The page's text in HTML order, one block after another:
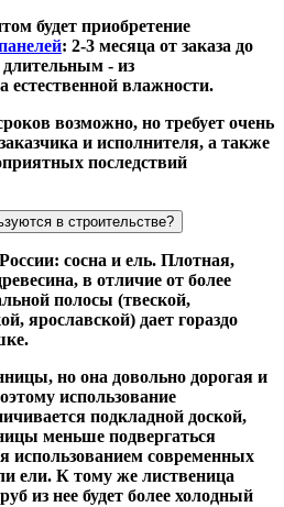
будет приобретение
: 2-3 месяца от заказа до
- из
естественной влажности.
возможно, но требует очень
и исполнителя, а также
последствий
в строительстве?
сосна и ель. Плотная,
в отличие от более
полосы (твеской,
ярославской) дает гораздо
но она довольно дорогая и
использование
подкладной доской,
меньше подвергаться
использованием современных
ели. К тому же лиственица
из нее будет более холодный